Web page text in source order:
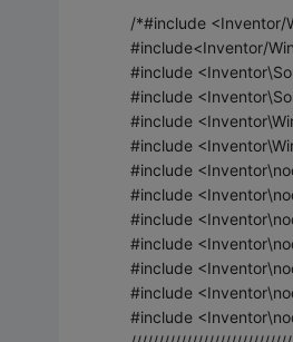
/*#include <Inventor/
#include<Inventor/
#include
#include
#include
#include
#include
#include
#include
#include
#include
#include
#include